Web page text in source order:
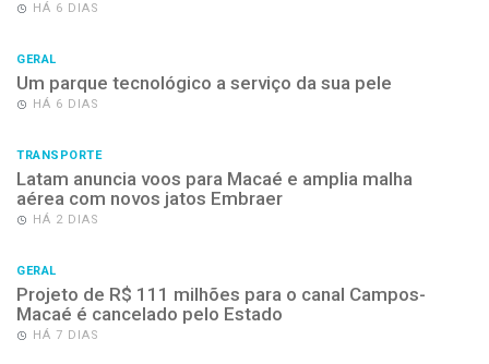
HÁ 6 DIAS
GERAL
Um parque tecnológico a serviço da sua pele
HÁ 6 DIAS
TRANSPORTE
Latam anuncia voos para Macaé e amplia malha
aérea com novos jatos Embraer
HÁ 2 DIAS
GERAL
Projeto de R$ 111 milhões para o canal Campos-
Macaé é cancelado pelo Estado
HÁ 7 DIAS